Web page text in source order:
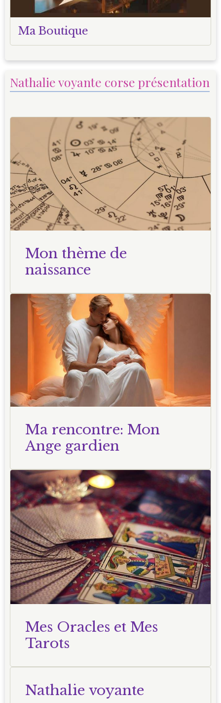
Ma Boutique
Nathalie voyante corse présentation
Mon thème de
naissance
Ma rencontre: Mon
Ange gardien
Mes Oracles et Mes
Tarots
Nathalie voyante